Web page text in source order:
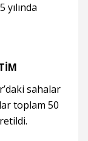
sahalar
toplam 50